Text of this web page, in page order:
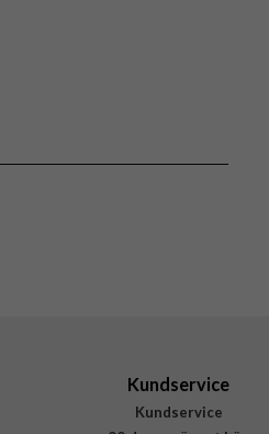
Kundservice
Kundservice